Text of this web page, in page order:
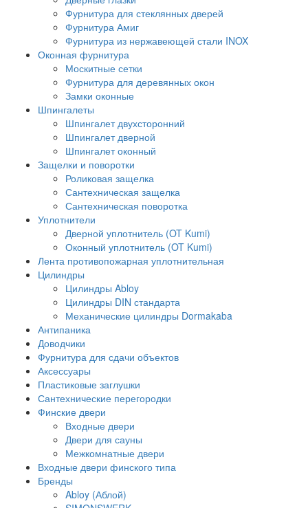
Фурнитура для стеклянных дверей
Фурнитура Амиг
Фурнитура из нержавеющей стали INOX
Оконная фурнитура
Москитные сетки
Фурнитура для деревянных окон
Замки оконные
Шпингалеты
Шпингалет двухсторонний
Шпингалет дверной
Шпингалет оконный
Защелки и поворотки
Роликовая защелка
Сантехническая защелка
Сантехническая поворотка
Уплотнители
Дверной уплотнитель (OT Kumi)
Оконный уплотнитель (OT Kumi)
Лента противопожарная уплотнительная
Цилиндры
Цилиндры Abloy
Цилиндры DIN стандарта
Механические цилиндры Dormakaba
Антипаника
Доводчики
Фурнитура для сдачи объектов
Аксессуары
Пластиковые заглушки
Сантехнические перегородки
Финские двери
Входные двери
Двери для сауны
Межкомнатные двери
Входные двери финского типа
Бренды
Abloy (Аблой)